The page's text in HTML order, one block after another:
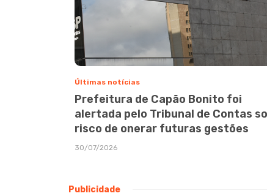
Últimas notícias
Prefeitura de Capão Bonito foi
alertada pelo Tribunal de Contas
risco de onerar futuras gestões
30/07/2026
Publicidade